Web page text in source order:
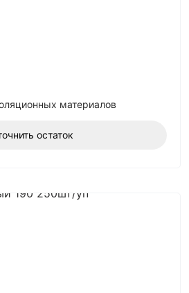
материалов
остаток